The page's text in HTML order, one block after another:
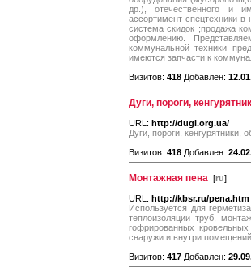
др.), отечественного и
ассортимент спецтехники в
система скидок ;продажа
оформлению.
коммунальной техники
имеются запчасти к
Визитов: 418 Добавлен:
Дуги, пороги,
URL: http://dugi.org.ua/
Дуги, пороги, кенгурятники,
Визитов: 418 Добавлен:
Монтажная пена [ru]
URL: http://kbsr.ru/pena.htm
Используется для
теплоизоляции труб,
гофрированных
снаружи и внутри помещений.
Визитов: 417 Добавлен: